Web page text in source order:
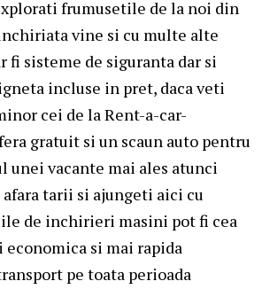
frumusetile de la noi din
vine si cu multe alte
fi sisteme de siguranta dar si
incluse in pret, daca veti
cei de la Rent-a-car-
gratuit si un scaun auto pentru
unei vacante mai ales atunci
tarii si ajungeti aici cu
de inchirieri masini pot fi cea
economica si mai rapida
pe toata perioada